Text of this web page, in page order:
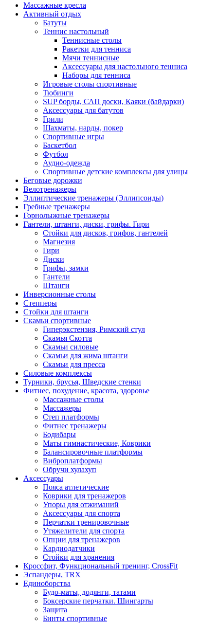
Массажные кресла
Активный отдых
Батуты
Теннис настольный
Теннисные столы
Ракетки для тенниса
Мячи теннисные
Аксессуары для настольного тенниса
Наборы для тенниса
Игровые столы спортивные
Тюбинги
SUP борды, САП доски, Каяки (байдарки)
Аксессуары для батутов
Грили
Шахматы, нарды, покер
Спортивные игры
Баскетбол
Футбол
Аудио-одежда
Спортивные детские комплексы для улицы
Беговые дорожки
Велотренажеры
Эллиптические тренажеры (Эллипсоиды)
Гребные тренажеры
Горнолыжные тренажеры
Гантели, штанги, диски, грифы. Гири
Стойки для дисков, грифов, гантелей
Магнезия
Гири
Диски
Грифы, замки
Гантели
Штанги
Инверсионные столы
Степперы
Стойки для штанги
Скамьи спортивные
Гиперэкстензия, Римский стул
Скамья Скотта
Скамьи силовые
Скамьи для жима штанги
Скамьи для пресса
Силовые комплексы
Турники, брусья, Шведские стенки
Фитнес, похудение, красота, здоровье
Массажные столы
Массажеры
Степ платформы
Фитнес тренажеры
Бодибары
Маты гимнастические, Коврики
Балансировочные платформы
Виброплатформы
Обручи хулахуп
Аксессуары
Пояса атлетические
Коврики для тренажеров
Упоры для отжиманий
Аксессуары для спорта
Перчатки тренировочные
Утяжелители для спорта
Опции для тренажеров
Кардиодатчики
Стойки для хранения
Кроссфит, Функциональный тренинг, CrossFit
Эспандеры, TRX
Единоборства
Будо-маты, додянги, татами
Боксерские перчатки. Шингарты
Защита
Бинты спортивные